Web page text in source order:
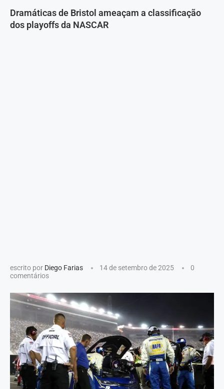
Dramáticas de Bristol ameaçam a classificação
dos playoffs da NASCAR
escrito por Diego Farias 14 de setembro de 2025
0
comentários